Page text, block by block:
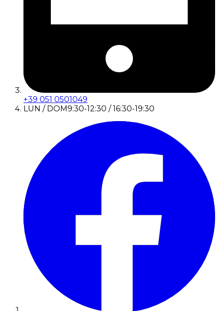
+39 051 0501049
LUN / DOM9:30-12:30 / 16:30-19:30